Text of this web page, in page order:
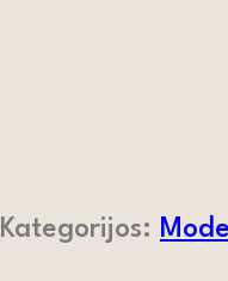
Kategorijos: